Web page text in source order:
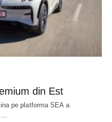
din Est
pe platforma SEA a